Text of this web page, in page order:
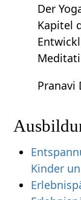
Der
Kapitel
Pranavi
Kinder